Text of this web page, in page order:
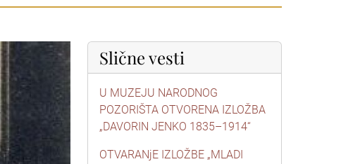
Slične vesti
U MUZEJU NARODNOG
POZORIŠTA OTVORENA IZLOŽBA
„DAVORIN JENKO 1835–1914“
OTVARANjE IZLOŽBE „MLADI